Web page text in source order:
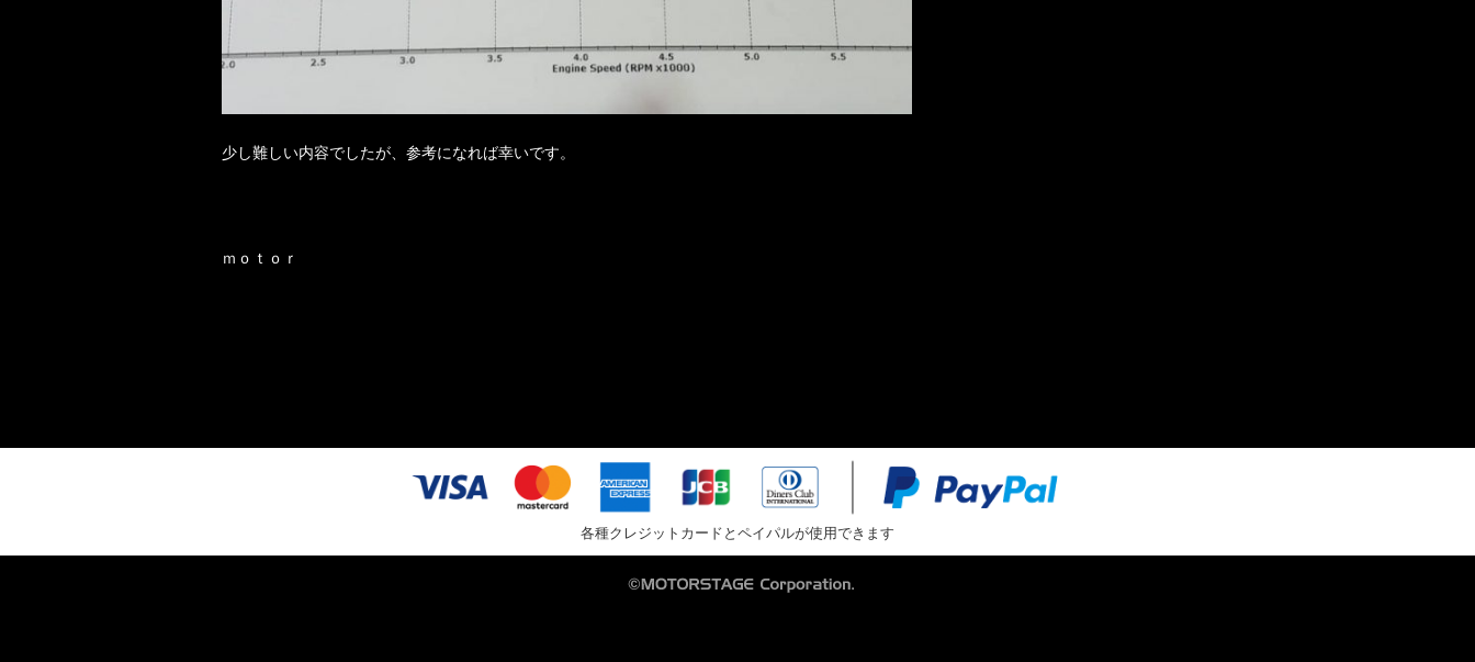
少し難しい内容でしたが、参考になれば幸いです。
ｍｏｔｏｒ
各種クレジットカードとペイパルが使用できます